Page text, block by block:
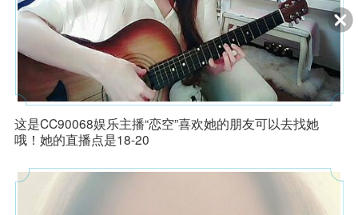
这是CC90068娱乐主播“恋空”喜欢她的朋友可以去找她
哦！她的直播点是18-20
3、本游戏中有用户实名认证系统，未实名账号不能登录游戏。认证
为未成年人的用户将接受以下管理：
游戏中部分玩法和道具等需要付费。未满8周岁的用户不能付费；8周
岁以上未满16周岁的未成年人用户，单次充值金额不得超过50元人民
币，每月充值金额累计不得超过200元人民币；16周岁以上的未成年
人用户，单次充值金额不得超过100元人民币，每月充值金额累计不
得超过400元人民币。
未成年玩家可在周五、周六、周日和法定节假日每日晚20时至21时登
录游戏，其他时间无法登录游戏。8岁以下玩家无法升级到10级及更
高等级。
4、本游戏以神话仙侠为主题，人物设计、背景音乐、游戏剧情等创
作融入了大量中华传统文化元素，有助于传播中华传统文化。玩家之
间可以互相交流配合，共同完成游戏目标，能够带给玩家积极愉悦的
网易大神 扫码下载网易大神